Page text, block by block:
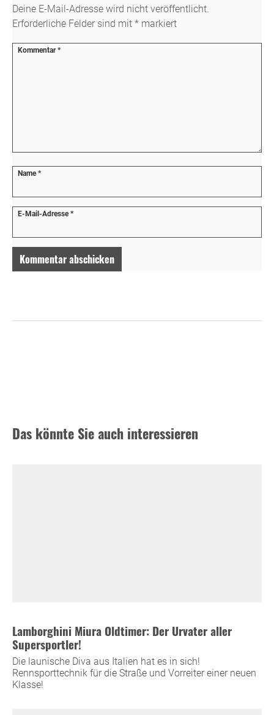
Deine E-Mail-Adresse wird nicht veröffentlicht.
Erforderliche Felder sind mit * markiert
Kommentar*
Name*
E-Mail-Adresse*
Das könnte Sie auch interessieren
Lamborghini Miura Oldtimer: Der Urvater aller
Supersportler!
Die launische Diva aus Italien hat es in sich!
Rennsporttechnik für die Straße und Vorreiter einer neuen
Klasse!